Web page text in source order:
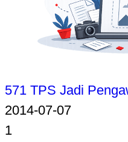
571 TPS Jadi
2014-07-07
1